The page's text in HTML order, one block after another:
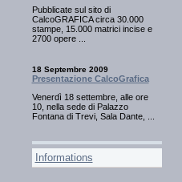
Pubblicate sul sito di
CalcoGRAFICA circa 30.000
stampe, 15.000 matrici incise e
2700 opere ...
18 Septembre 2009
Presentazione CalcoGrafica
Venerdì 18 settembre, alle ore
10, nella sede di Palazzo
Fontana di Trevi, Sala Dante, ...
Informations